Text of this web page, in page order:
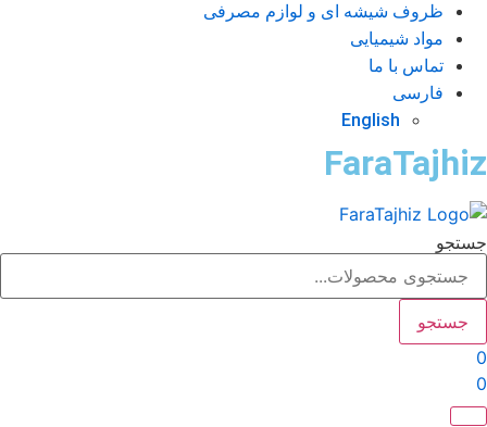
ظروف شیشه ای و لوازم مصرفی
مواد شیمیایی
تماس با ما
فارسی
English
جستجو